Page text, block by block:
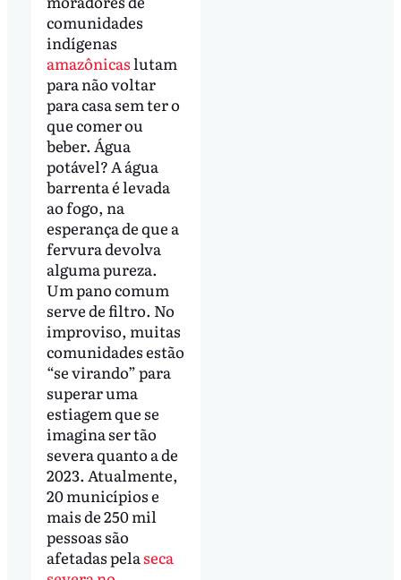
comunidades
indígenas
amazônicaslutam
para não voltar
para casa sem ter o
que comer ou
beber. Água
potável? A água
barrenta é levada
ao fogo, na
esperança de que a
fervura devolva
alguma pureza.
Um pano comum
serve de filtro. No
improviso, muitas
comunidades estão
“se virando” para
superar uma
estiagem que se
imagina ser tão
severa quanto a de
2023. Atualmente,
20 municípios e
mais de 250 mil
pessoas são
afetadas pela seca